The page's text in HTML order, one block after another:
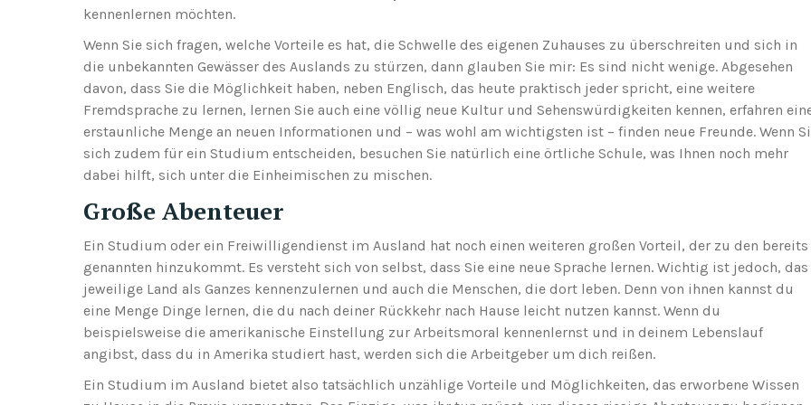
kennenlernen möchten.
Wenn Sie sich fragen, welche Vorteile es hat, die Schwelle des eigenen Zuhauses zu überschreiten und sich in
die unbekannten Gewässer des Auslands zu stürzen, dann glauben Sie mir: Es sind nicht wenige. Abgesehen
davon, dass Sie die Möglichkeit haben, neben Englisch, das heute praktisch jeder spricht, eine weitere
Fremdsprache zu lernen, lernen Sie auch eine völlig neue Kultur und Sehenswürdigkeiten kennen, erfahren
erstaunliche Menge an neuen Informationen und – was wohl am wichtigsten ist – finden neue Freunde. Wenn
sich zudem für ein Studium entscheiden, besuchen Sie natürlich eine örtliche Schule, was Ihnen noch mehr
dabei hilft, sich unter die Einheimischen zu mischen.
Große Abenteuer
Ein Studium oder ein Freiwilligendienst im Ausland hat noch einen weiteren großen Vorteil, der zu den bereits
genannten hinzukommt. Es versteht sich von selbst, dass Sie eine neue Sprache lernen. Wichtig ist jedoch, das
jeweilige Land als Ganzes kennenzulernen und auch die Menschen, die dort leben. Denn von ihnen kannst du
eine Menge Dinge lernen, die du nach deiner Rückkehr nach Hause leicht nutzen kannst. Wenn du
beispielsweise die amerikanische Einstellung zur Arbeitsmoral kennenlernst und in deinem Lebenslauf
angibst, dass du in Amerika studiert hast, werden sich die Arbeitgeber um dich reißen.
Ein Studium im Ausland bietet also tatsächlich unzählige Vorteile und Möglichkeiten, das erworbene Wissen